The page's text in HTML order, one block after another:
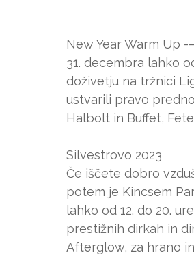
New Year Warm Up
31. decembra lahko
doživetju na tržnici
ustvarili pravo
Halbolt in Buffet,
Silvestrovo 2023
Če iščete dobro
potem je Kincsem
lahko od 12. do 20.
prestižnih dirkah in
Afterglow, za hrano